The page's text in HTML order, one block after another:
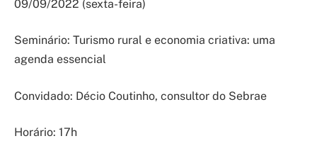
09/09/2022 (sexta-feira)
Seminário: Turismo rural e economia criativa: uma
agenda essencial
Convidado: Décio Coutinho, consultor do Sebrae
Horário: 17h